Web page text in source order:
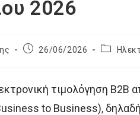
2026
Post26/06/2026
Post
τιμολόγηση B2B
to Business), δηλαδή